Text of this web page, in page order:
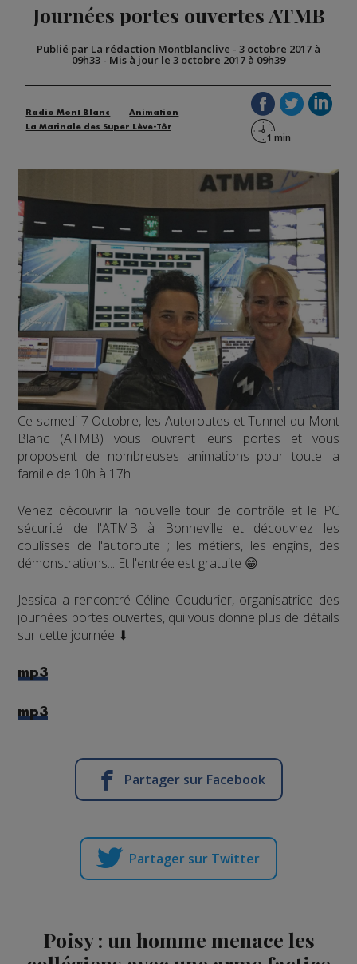
Journées portes ouvertes ATMB
Publié par La rédaction Montblanclive - 3 octobre 2017 à
09h33 - Mis à jour le 3 octobre 2017 à 09h39
Radio Mont Blanc
Animation
La Matinale des Super Lève-Tôt
Ce samedi 7 Octobre, les Autoroutes et Tunnel du Mont
Blanc (ATMB) vous ouvrent leurs portes et vous
proposent de nombreuses animations pour toute la
famille de 10h à 17h !
Venez découvrir la nouvelle tour de contrôle et le PC
sécurité de l'ATMB à Bonneville et découvrez les
coulisses de l'autoroute ; les métiers, les engins, des
démonstrations... Et l'entrée est gratuite 😁
Jessica a rencontré Céline Coudurier, organisatrice des
journées portes ouvertes, qui vous donne plus de détails
sur cette journée ⬇
mp3
mp3
Partager sur Facebook
Partager sur Twitter
Poisy : un homme menace les